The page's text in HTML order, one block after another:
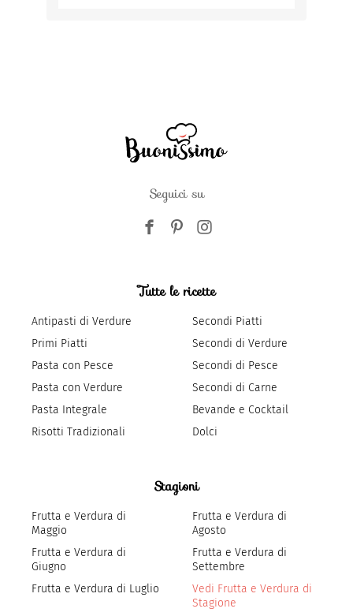
Seguici su
Tutte le ricette
Antipasti di Verdure
Primi Piatti
Pasta con Pesce
Pasta con Verdure
Pasta Integrale
Risotti Tradizionali
Secondi Piatti
Secondi di Verdure
Secondi di Pesce
Secondi di Carne
Bevande e Cocktail
Dolci
Stagioni
Frutta e Verdura di
Maggio
Frutta e Verdura di
Giugno
Frutta e Verdura di Luglio
Frutta e Verdura di
Agosto
Frutta e Verdura di
Settembre
Vedi Frutta e Verdura di
Stagione